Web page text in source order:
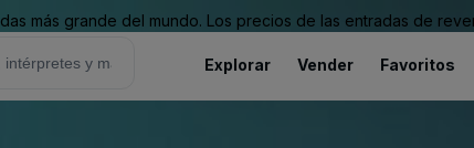
más grande del mundo. Los precios de las entradas de
Explorar Vender Favoritos